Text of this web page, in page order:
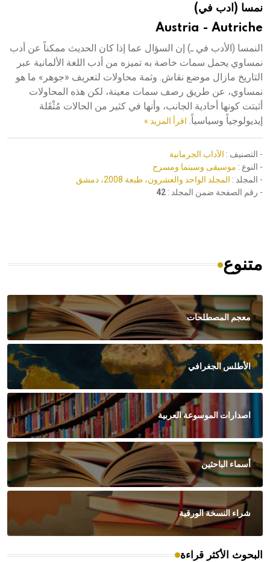
هيئة الموسوعة العربية تطلق موسوعات جديدة في عام 2026نمسا (ادب في)
Austria - Autriche
النمسا (الأدب في ـ) إن السؤال عما إذا كان الحديث ممكناً عن أدب
نمساوي يحمل سمات خاصة به تميزه من أدب اللغة الألمانية عبر
التاريخ مازال موضع نقاش. وثمة محاولات لتعريف «جوهر» ما هو
نمساوي، عن طريق رصف سمات معينة، لكن هذه المحاولات
أثبتت كونها أحادية الجانب، وأنها في كثير من الحالات مُثْقَلة
إيديولوجياً وسياسياً. اقرأ المزيد »
- التصنيف : الآداب الجرمانية
- النوع : موسيقى وسينما ومسرح
- المجلد : المجلد الواحد والعشرون، طبعة 2008، دمشق
- رقم الصفحة ضمن المجلد : 42
متنوع
معجم المصطلحات
الأطلس الجغرافي
اصدارات الموسوعة العربية
أسماء الباحثين
شراء النسخة الورقية
البحوث الأكثر قراءة